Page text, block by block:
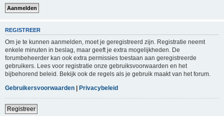
REGISTREER
Om je te kunnen aanmelden, moet je geregistreerd zijn. Registratie neemt
enkele minuten in beslag, maar geeft je extra mogelijkheden. De
forumbeheerder kan ook extra permissies toestaan aan geregistreerde
gebruikers. Lees voor registratie onze gebruiksvoorwaarden en het
bijbehorend beleid. Bekijk ook de regels als je gebruik maakt van het forum.
Gebruikersvoorwaarden | Privacybeleid
Registreer